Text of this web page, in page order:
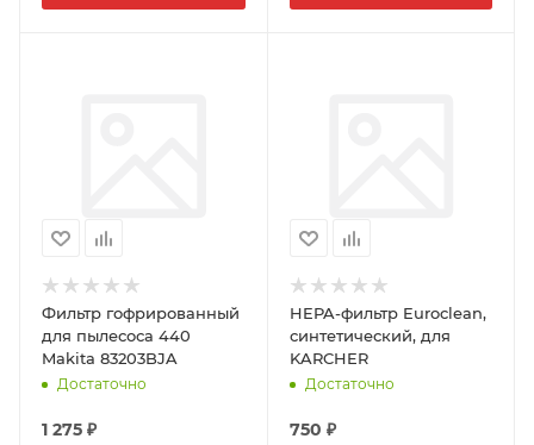
Фильтр гофрированный
для пылесоса 440
Makita 83203BJA
Достаточно
1 275 ₽
HEPA-фильтр Euroclean,
синтетический, для
KARCHER
Достаточно
750 ₽